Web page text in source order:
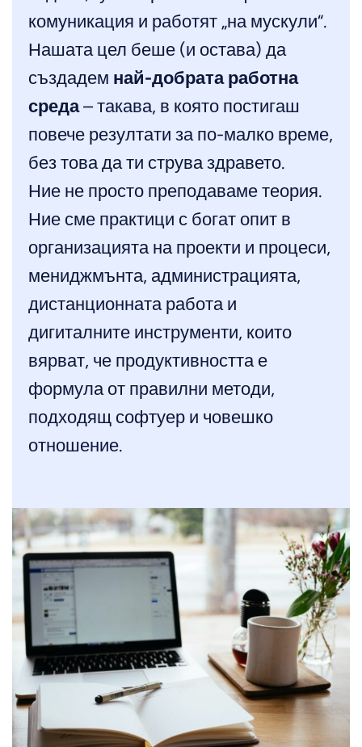
комуникация и работят „на мускули“.
Нашата цел беше (и остава) да
създадем най-добрата работна
среда– такава, в която постигаш
повече резултати за по-малко време,
без това да ти струва здравето.
Ние не просто преподаваме теория.
Ние сме практици с богат опит в
организацията на проекти и процеси,
мениджмънта, администрацията,
дистанционната работа и
дигиталните инструменти, които
вярват, че продуктивността е
формула от правилни методи,
подходящ софтуер и човешко
отношение.